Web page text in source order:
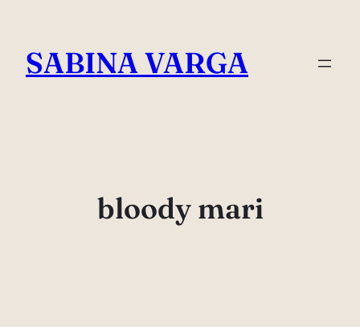
content
SABINA VARGA
bloody mari